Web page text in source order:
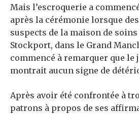
Mais l’escroquerie a
après la cérémonie lorsque
suspects de la maison de
Stockport, dans le Grand
commencé à remarquer que le
montrait aucun signe de
Après avoir été confrontée à
patrons à propos de ses